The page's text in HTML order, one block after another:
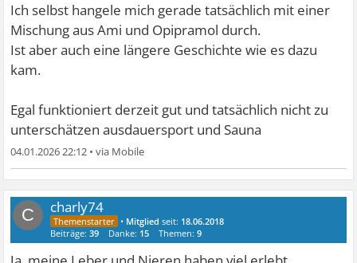
Ich selbst hangele mich gerade tatsächlich mit einer
Mischung aus Ami und Opipramol durch.
Ist aber auch eine längere Geschichte wie es dazu
kam.
Egal funktioniert derzeit gut und tatsächlich nicht zu
unterschätzen ausdauersport und Sauna
04.01.2026 22:12 •
C charly74
• Mitglied seit: 18.06.2018
Beiträge:39 Danke: 15 Themen:9